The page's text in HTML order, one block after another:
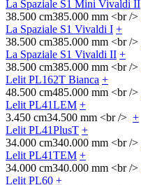
La Spaziale S1 Mini Vivaldi II
38.500 cm385.000 mm <br />
La Spaziale S1 Vivaldi I +
38.500 cm385.000 mm <br />
La Spaziale S1 Vivaldi II +
38.500 cm385.000 mm <br />
Lelit PL162T Bianca +
48.500 cm485.000 mm <br />
Lelit PL41LEM +
3.450 cm34.500 mm <br /> +
Lelit PL41PlusT +
34.000 cm340.000 mm <br />
Lelit PL41TEM +
34.000 cm340.000 mm <br />
Lelit PL60 +